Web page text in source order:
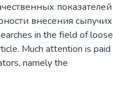
показателей
внесения сы­пучих
in the field of loose
Much attention is paid
namely the